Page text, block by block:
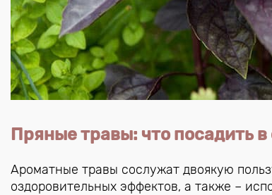
Пряные травы: что посадить в
Ароматные травы сослужат двоякую
оздоровительных эффектов, а также –